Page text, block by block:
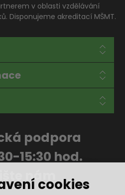
cookies
v oblasti vzdělávání
Disponujeme akreditací MŠMT.
podpora
15:30 hod.
nám